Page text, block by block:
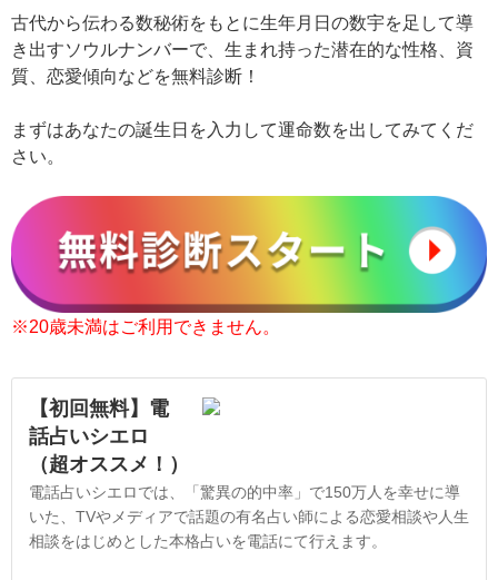
古代から伝わる数秘術をもとに生年月日の数宇を足して導
き出すソウルナンバーで、生まれ持った潜在的な性格、資
質、恋愛傾向などを無料診断！
まずはあなたの誕生日を入力して運命数を出してみてくだ
さい。
※20歳未満はご利用できません。
【初回無料】電
話占いシエロ
（超オススメ！）
電話占いシエロでは、「驚異の的中率」で150万人を幸せに導
いた、TVやメディアで話題の有名占い師による恋愛相談や人生
相談をはじめとした本格占いを電話にて行えます。